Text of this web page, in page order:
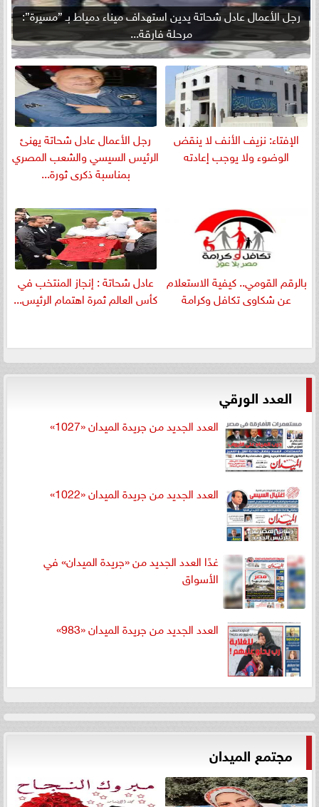
رجل الأعمال عادل شحاتة يدين استهداف ميناء دمياط بـ ”مسيرة”:
مرحلة فارقة...
الإفتاء: نزيف الأنف لا ينقض
الوضوء ولا يوجب إعادته
رجل الأعمال عادل شحاتة يهنئ
الرئيس السيسي والشعب المصري
بمناسبة ذكرى ثورة...
بالرقم القومي.. كيفية الاستعلام
عن شكاوى تكافل وكرامة
عادل شحاتة : إنجاز المنتخب في
كأس العالم ثمرة اهتمام الرئيس...
العدد الورقي
العدد الجديد من جريدة الميدان «1027»
العدد الجديد من جريدة الميدان «1022»
غدًا العدد الجديد من «جريدة الميدان» في
الأسواق
العدد الجديد من جريدة الميدان «983»
مجتمع الميدان